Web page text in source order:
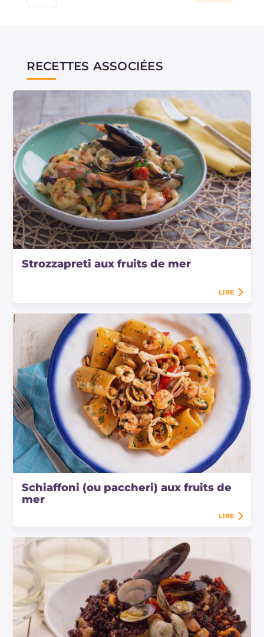
RECETTES ASSOCIÉES
Strozzapreti aux fruits de mer
LIRE
Schiaffoni (ou paccheri) aux fruits de
mer
LIRE